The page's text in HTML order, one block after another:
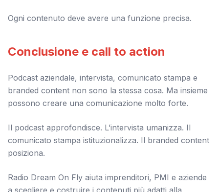
Ogni contenuto deve avere una funzione precisa.
Conclusione e call to action
Podcast aziendale, intervista, comunicato stampa e
branded content non sono la stessa cosa. Ma insieme
possono creare una comunicazione molto forte.
Il podcast approfondisce. L’intervista umanizza. Il
comunicato stampa istituzionalizza. Il branded content
posiziona.
Radio Dream On Fly aiuta imprenditori, PMI e aziende